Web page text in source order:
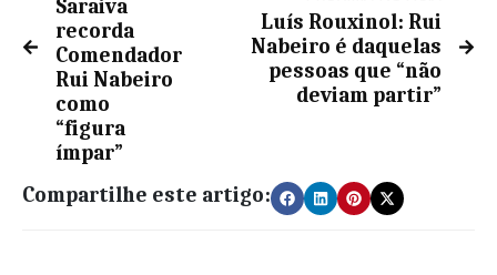
Saraiva
recorda
Comendador
Rui Nabeiro
como
“figura
ímpar”
Luís Rouxinol: Rui
Nabeiro é daquelas
pessoas que “não
deviam partir”
Compartilhe este artigo: